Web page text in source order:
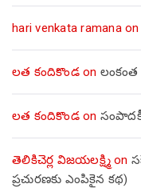
hari venkata ramanaon
లత కందికొండon లంకంత
లత కందికొండon
తెలికిచెర్ల విజయలక్ష్మిon
ప్రచురణకు ఎంపికైన కథ)